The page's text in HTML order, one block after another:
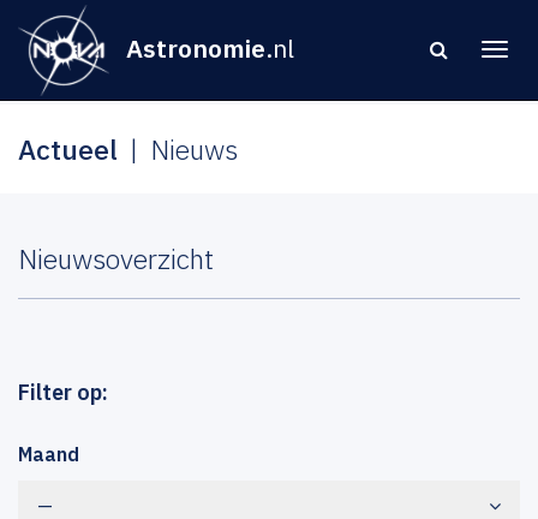
Astronomie.nl
Actueel Nieuws
Nieuwsoverzicht
Filter op:
Maand
—